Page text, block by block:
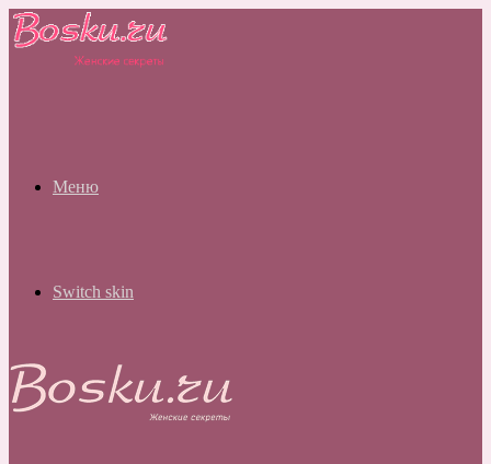
Меню
Switch skin